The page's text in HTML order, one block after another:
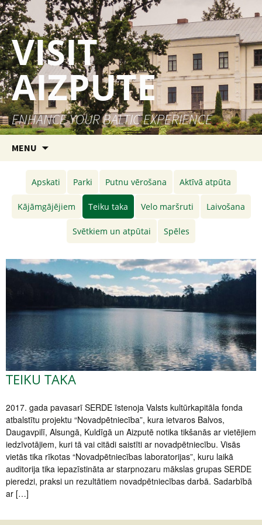
VISIT
AIZPUTE
ENHANCE YOUR BALTIC EXPERIENCE
MENU
Apskati Parki Putnu vērošana Aktīvā atpūta
Kājāmgājējiem Teiku taka Velo maršruti Laivošana
Svētkiem un atpūtai Spēles
TEIKU TAKA
2017. gada pavasarī SERDE īstenoja Valsts kultūrkapitāla fonda
atbalstītu projektu “Novadpētniecība”, kura ietvaros Balvos,
Daugavpilī, Alsungā, Kuldīgā un Aizputē notika tikšanās ar vietējiem
iedzīvotājiem, kuri tā vai citādi saistīti ar novadpētniecību. Visās
vietās tika rīkotas “Novadpētniecības laboratorijas”, kuru laikā
auditorija tika iepazīstināta ar starpnozaru mākslas grupas SERDE
pieredzi, praksi un rezultātiem novadpētniecības darbā. Sadarbībā
ar […]